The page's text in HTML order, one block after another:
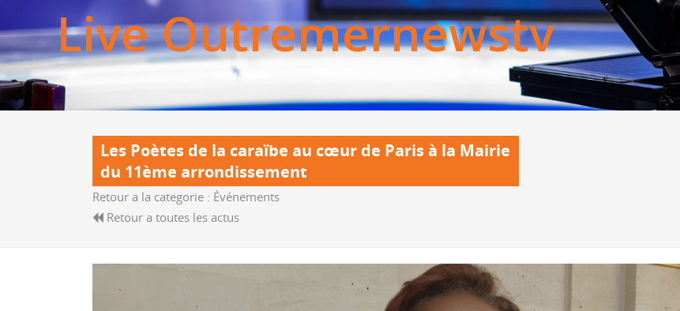
LiveOutremernewstv
Les Poètes de la caraïbe au cœur de Paris à la Mairie
du 11ème arrondissement
Retour a la categorie : Événements
Retour a toutes les actus